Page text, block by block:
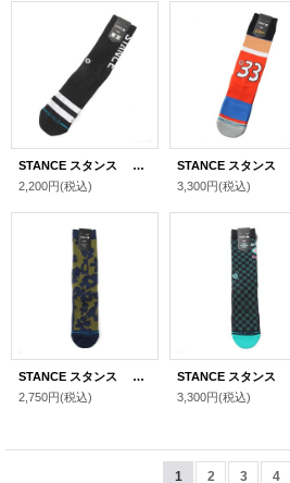
STANCE スタンス ソックス "OG TOKYO CREW " [BLACK]
2,200円(税込)
3,300円(税込)
STANCE スタンス ソックス "STOMPED CREW " [OLIVE]
2,750円(税込)
3,300円(税込)
1 2 3 4